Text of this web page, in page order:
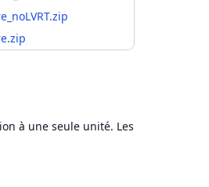
à une seule unité. Les